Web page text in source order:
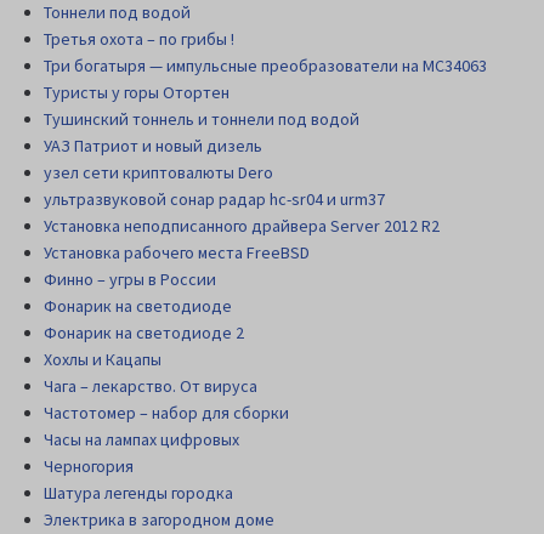
Тоннели под водой
Третья охота – по грибы !
Три богатыря — импульсные преобразователи на MC34063
Туристы у горы Отортен
Тушинский тоннель и тоннели под водой
УАЗ Патриот и новый дизель
узел сети криптовалюты Dero
ультразвуковой сонар радар hc-sr04 и urm37
Установка неподписанного драйвера Server 2012 R2
Установка рабочего места FreeBSD
Финно – угры в России
Фонарик на светодиоде
Фонарик на светодиоде 2
Хохлы и Кацапы
Чага – лекарство. От вируса
Частотомер – набор для сборки
Часы на лампах цифровых
Черногория
Шатура легенды городка
Электрика в загородном доме